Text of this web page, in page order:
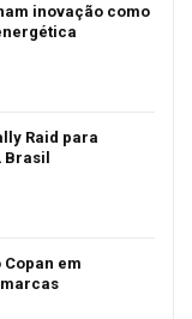
inovação como
Raid para
em